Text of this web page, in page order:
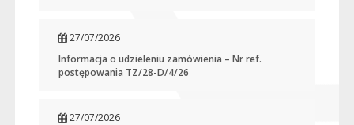
27/07/2026
Informacja o udzieleniu zamówienia – Nr ref.
postępowania TZ/28-D/4/26
27/07/2026